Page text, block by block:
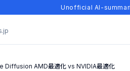
Unofficial AI-
Diffusion AMD最適化 vs NVIDIA最適化